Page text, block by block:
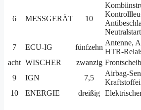
6 MESSGERÄT 10
7
ECU-IG fünfzehn
Antenne,
HTR-
acht WISCHER zwanzig
9
IGN 7,5
Airbag-
10
ENERGIE dreißig